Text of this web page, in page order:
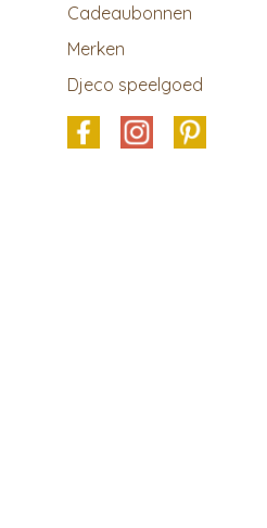
Cadeaubonnen
Merken
Djeco speelgoed